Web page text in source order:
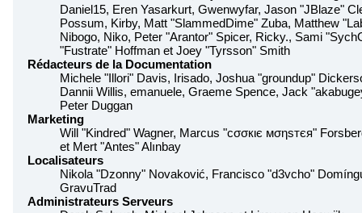
Daniel15, Eren Yasarkurt, Gwenwyfar, Jason "JBlaze"
Possum, Kirby, Matt "SlammedDime" Zuba, Matthew
Nibogo, Niko, Peter "Arantor" Spicer, Ricky., Sami
"Fustrate" Hoffman et Joey "Tyrsson" Smith
Rédacteurs de la Documentation
Michele "Illori" Davis, Irisado, Joshua "groundup"
Dannii Willis, emanuele, Graeme Spence, Jack
Peter Duggan
Marketing
Will "Kindred" Wagner, Marcus "cσσкιє мσηѕтєя"
et Mert "Antes" Alınbay
Localisateurs
Nikola "Dzonny" Novaković, Francisco "d3vcho"
GravuTrad
Administrateurs Serveurs